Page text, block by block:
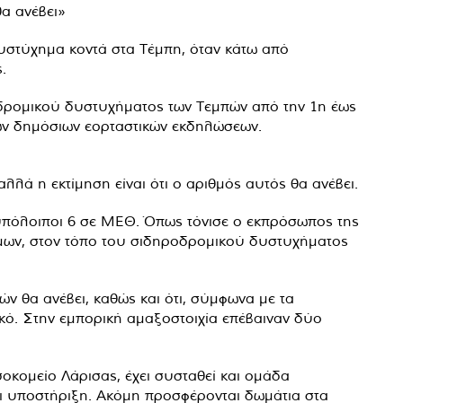
ανέβει»
κοντά στα Τέμπη, όταν κάτω από
δυστυχήματος των Τεμπών από την 1η έως
δημόσιων εορταστικών εκδηλώσεων.
η εκτίμηση είναι ότι ο αριθμός αυτός θα ανέβει.
6 σε ΜΕΘ. Όπως τόνισε ο εκπρόσωπος της
στον τόπο του σιδηροδρομικού δυστυχήματος
θα ανέβει, καθώς και ότι, σύμφωνα με τα
Στην εμπορική αμαξοστοιχία επέβαιναν δύο
Λάρισας, έχει συσταθεί και ομάδα
υποστήριξη. Ακόμη προσφέρονται δωμάτια στα